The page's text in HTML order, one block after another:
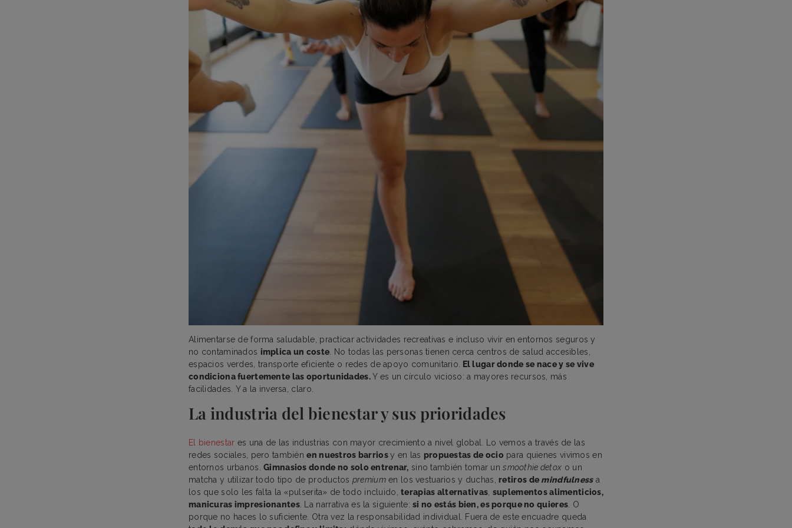
Alimentarse de forma saludable, practicar actividades recreativas e incluso vivir en entornos seguros y
no contaminados implica un coste . No todas las personas tienen cerca centros de salud accesibles,
espacios verdes, transporte eficiente o redes de apoyo comunitario.
El lugar donde se nace y se vive
condiciona fuertemente las oportunidades.Y es un círculo vicioso: a mayores recursos, más
facilidades. Y a la inversa, claro.
La industria del bienestar y sus prioridades
El bienestar es una de las industrias con mayor crecimiento a nivel global. Lo vemos a través de las
redes sociales, pero tambiénen nuestros barriosy en las propuestas de ocio para quienes vivimos en
entornos urbanos.Gimnasios donde no solo entrenar, sino también tomar unsmoothie detox o un
matcha y utilizar todo tipo de productos premiumen los vestuarios y duchas,retiros de mindfulnessa
los que solo les falta la «pulserita» de todo incluido,terapias alternativas suplementos alimenticios,
manicuras impresionantes. La narrativa es la siguiente:si no estás bien, es porque no quieres . O
porque no haces lo suficiente. Otra vez la responsabilidad individual. Fuera de este encuadre queda